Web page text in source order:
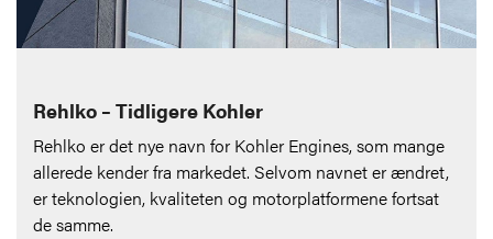
Rehlko – Tidligere Kohler
Rehlko er det nye navn for Kohler Engines, som mange
allerede kender fra markedet. Selvom navnet er ændret,
er teknologien, kvaliteten og motorplatformene fortsat
de samme.